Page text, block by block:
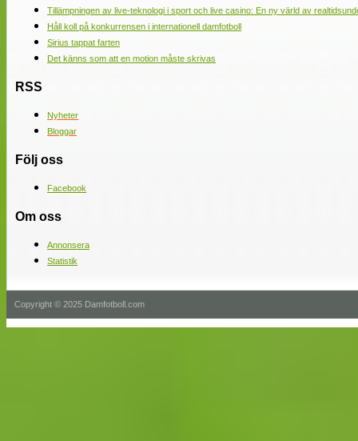
Tillämpningen av live-teknologi i sport och live casino: En ny värld av
Håll koll på konkurrensen i internationell damfotboll
Sirius tappat farten
Det känns som att en motion måste skrivas
RSS
Nyheter
Bloggar
Följ oss
Facebook
Om oss
Annonsera
Statistik
Copyright © 2025 Damfotboll.com